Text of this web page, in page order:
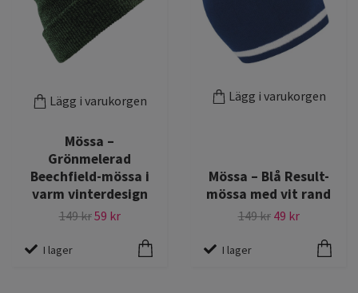
Lägg i varukorgen
Mössa –
Grönmelerad
Beechfield-mössa i
varm vinterdesign
149 kr59 kr
I lager
Lägg i varukorgen
Mössa – Blå Result-
mössa med vit rand
149 kr 49 kr
I lager